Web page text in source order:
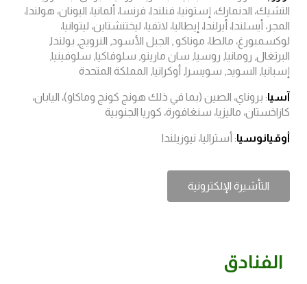
التشيك، الدنمارك، إستونيا، فنلندا، فرنسا، ألمانيا، اليونان، هولندا،
المجر، أيسلندا، أيرلندا، إيطاليا، لاتفيا، ليختنشتاين، ليتوانيا،
لوكسمبورغ، مالطا، موناكو , الجبل الأسود, النرويج, بولندا,
البرتغال, رومانيا, روسيا, سان مارينو, سلوفاكيا, سلوفينيا,
إسبانيا, السويد, سويسرا, أوكرانيا, المملكة المتحدة
آسيا: بروناي، الصين (بما في ذلك هونج كونج وماكاو)، اليابان،
كازاخستان، ماليزيا، سنغافورة، كوريا الجنوبية
أوقيانوسيا: أستراليا، نيوزيلندا
التأشيرة الإلكترونية
الفنادق